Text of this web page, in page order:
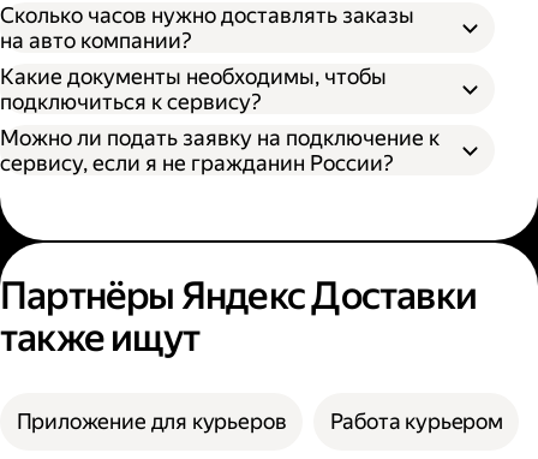
Сколько часов нужно доставлять заказы
на авто компании?
Какие документы необходимы, чтобы
подключиться к сервису?
Можно ли подать заявку на подключение к
сервису, если я не гражданин России?
Партнёры Яндекс Доставки
также ищут
Приложение для курьеров Работа курьером